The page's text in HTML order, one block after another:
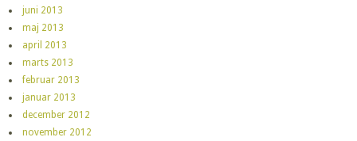
juni 2013
maj 2013
april 2013
marts 2013
februar 2013
januar 2013
december 2012
november 2012